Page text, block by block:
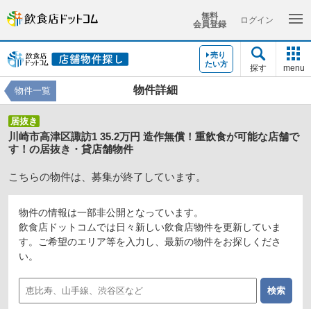
無料
会員登録
ログイン
売り
たい方
探す menu
物件詳細
物件一覧
居抜き
川崎市高津区諏訪1 35.2万円 造作無償！重飲食が可能な店舗で
す！の居抜き・貸店舗物件
こちらの物件は、募集が終了しています。
物件の情報は一部非公開となっています。
飲食店ドットコムでは日々新しい飲食店物件を更新していま
す。ご希望のエリア等を入力し、最新の物件をお探しくださ
い。